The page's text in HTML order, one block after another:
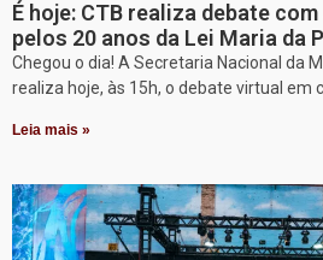
É hoje: CTB realiza debate
pelos 20 anos da Lei Maria da
Chegou o dia! A Secretaria Nacional da
realiza hoje, às 15h, o debate virtual em
Leia mais »